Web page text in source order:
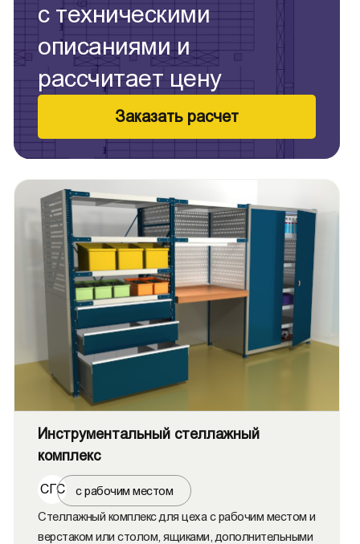
с техническими
описаниями и
рассчитает цену
Заказать расчет
Инструментальный стеллажный
комплекс
СГС
с рабочим местом
Стеллажный комплекс для цеха с рабочим местом и
верстаком или столом, ящиками, дополнительными